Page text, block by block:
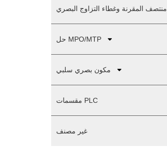
منتصف المقرنة وغطاء التزاوج البصري
حل MPO/MTP
مكون بصري سلبي
مقسمات PLC
غير مصنف